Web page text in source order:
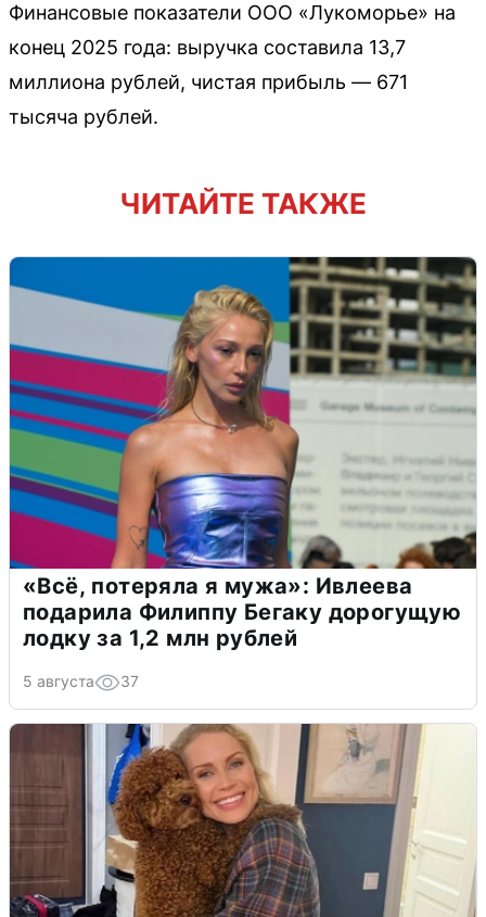
Финансовые показатели ООО «Лукоморье» на
конец 2025 года: выручка составила 13,7
миллиона рублей, чистая прибыль — 671
тысяча рублей.
ЧИТАЙТЕ ТАКЖЕ
«Всё, потеряла я мужа»: Ивлеева
подарила Филиппу Бегаку дорогущую
лодку за 1,2 млн рублей
5 августа 37